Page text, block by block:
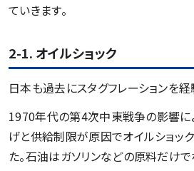
ていきます。
2-1. オイルショック
日本も過去にスタグフレーションを経
1970年代の第4次中東戦争の影響に
げと供給制限が原因でオイルショッ
た。石油はガソリンなどの原料だけで